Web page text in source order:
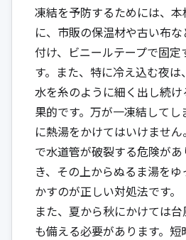
凍結を予防するためには、
に、市販の保温材や古い布
付け、ビニールテープで固
す。また、特に冷え込む夜
水を糸のように細く出し続
果的です。万が一凍結して
に熱湯をかけてはいけませ
で水道管が破裂する危険が
き、その上からぬるま湯を
かすのが正しい対処法です。
また、夏から秋にかけては
も備える必要があります。